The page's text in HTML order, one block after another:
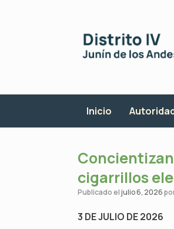
Inicio
cigarrillos
Publicado eljulio 6, 2026
3 DE JULIO DE 2026